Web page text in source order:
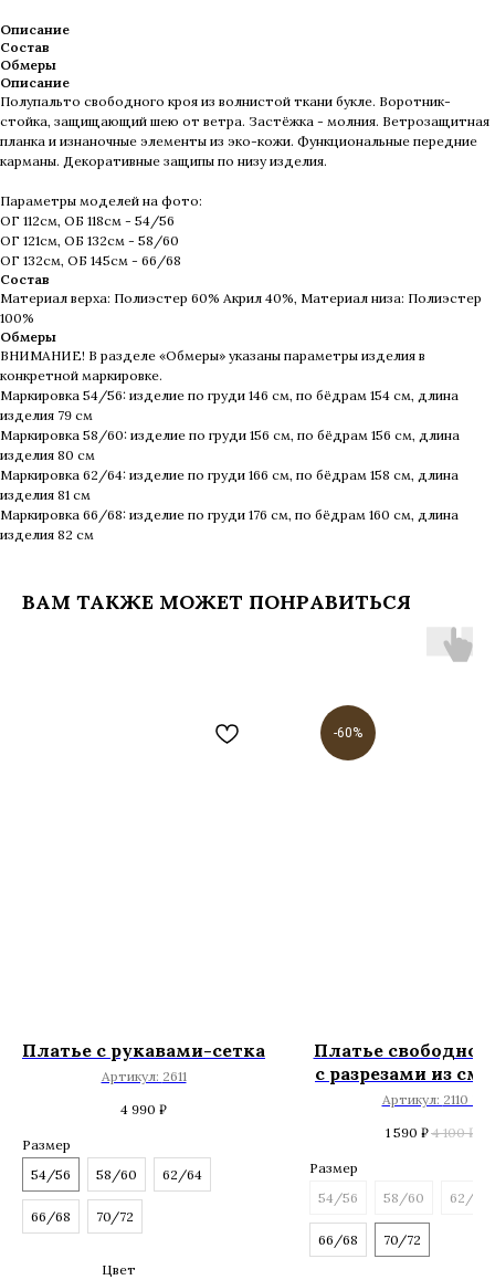
Описание
Состав
Обмеры
Описание
Полупальто свободного кроя из волнистой ткани букле. Воротник-
стойка, защищающий шею от ветра. Застёжка - молния. Ветрозащитная
планка и изнаночные элементы из эко-кожи. Функциональные передние
карманы. Декоративные защипы по низу изделия.
Параметры моделей на фото:
ОГ 112см, ОБ 118см - 54/56
ОГ 121см, ОБ 132см - 58/60
ОГ 132см, ОБ 145см - 66/68
Состав
Материал верха: Полиэстер 60% Акрил 40%, Материал низа: Полиэстер
100%
Обмеры
ВНИМАНИЕ! В разделе «Обмеры» указаны параметры изделия в
конкретной маркировке.
Маркировка 54/56: изделие по груди 146 см, по бёдрам 154 см, длина
изделия 79 см
Маркировка 58/60: изделие по груди 156 см, по бёдрам 156 см, длина
изделия 80 см
Маркировка 62/64: изделие по груди 166 см, по бёдрам 158 см, длина
изделия 81 см
Маркировка 66/68: изделие по груди 176 см, по бёдрам 160 см, длина
изделия 82 см
ВАМ ТАКЖЕ МОЖЕТ ПОНРАВИТЬСЯ
Платье с рукавами-сетка
Артикул: 2611
4 990 ₽
Размер
54/56
58/60 62/64
66/68 70/72
Цвет
-60%
Платье
с разрезами из
вискозы
Артикул: 2110 В
1 590 ₽ 4 100 ₽
Размер
54/56
58/60 62/64
66/68 70/72